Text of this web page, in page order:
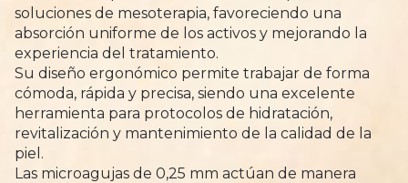
soluciones de mesoterapia, favoreciendo una
absorción uniforme de los activos y mejorando la
experiencia del tratamiento.
Su diseño ergonómico permite trabajar de forma
cómoda, rápida y precisa, siendo una excelente
herramienta para protocolos de hidratación,
revitalización y mantenimiento de la calidad de la
piel.
Las microagujas de 0,25 mm actúan de manera